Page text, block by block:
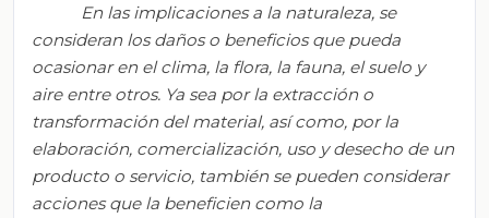
En las implicaciones a la naturaleza, se
consideran los daños o beneficios que pueda
ocasionar en el clima, la flora, la fauna, el suelo y
aire entre otros. Ya sea por la extracción o
transformación del material, así como, por la
elaboración, comercialización, uso y desecho de un
producto o servicio, también se pueden considerar
acciones que la beneficien como la